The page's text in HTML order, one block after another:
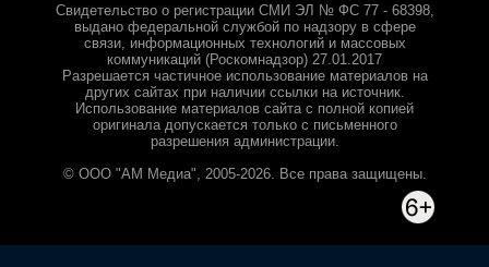
Свидетельство о регистрации СМИ ЭЛ № ФС 77 - 68398,
выдано федеральной службой по надзору в сфере
связи, информационных технологий и массовых
коммуникаций (Роскомнадзор) 27.01.2017
Разрешается частичное использование материалов на
других сайтах при наличии ссылки на источник.
Использование материалов сайта с полной копией
оригинала допускается только с письменного
разрешения администрации.
© ООО "АМ Медиа", 2005-2026. Все права защищены.